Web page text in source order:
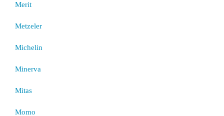
Merit
Metzeler
Michelin
Minerva
Mitas
Momo